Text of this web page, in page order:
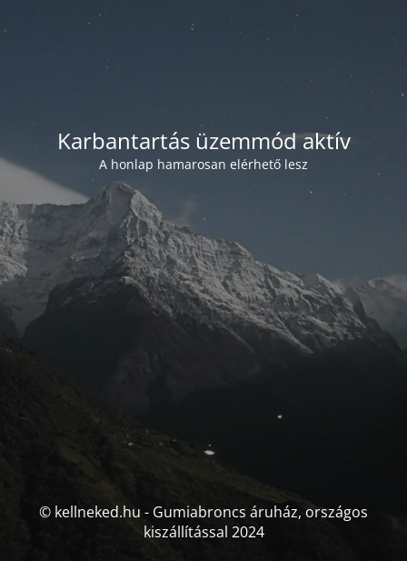
Karbantartás üzemmód aktív
A honlap hamarosan elérhető lesz
© kellneked.hu - Gumiabroncs áruház, országos
kiszállítással 2024